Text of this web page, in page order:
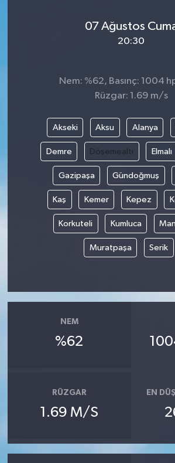
07 Ağustos
20:30
Nem: %62, Basınç: 1004
Rüzgar: 1.69 m/s
Akseki Aksu Alanya
Demre Döşemealtı Elmalı
Gazipaşa Gündoğmuş
Kaş Kemer Kepez
Korkuteli Kumluca
Muratpaşa Serik
NEM
%62
RÜZGAR
1.69 M/S
EN